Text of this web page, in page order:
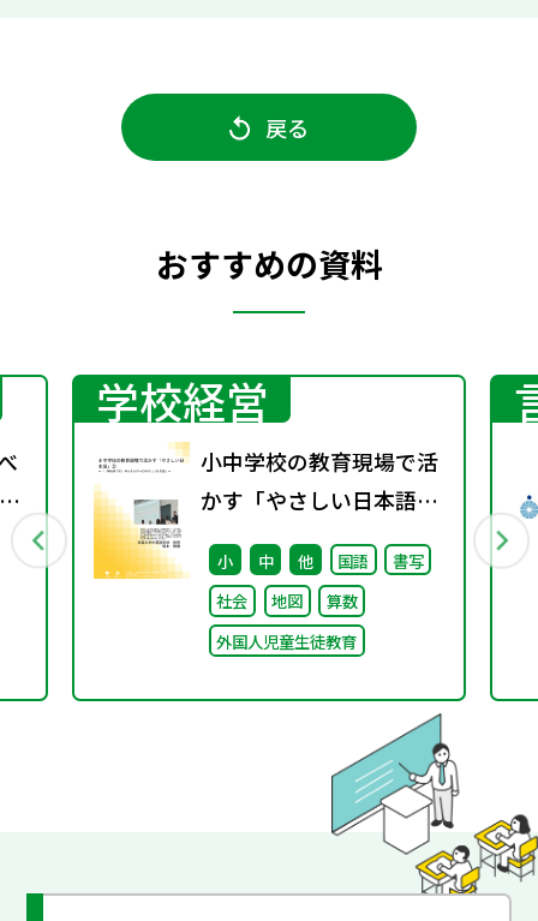
戻る
おすすめの資料
学校経営
小中学校の教育現場で活
かす「やさしい日本語」
② ～「（学校内での）子
どもたちへのやさしい日
本語」～
小 中 他 国語
書写
社会
地図
算数
外国人児童生徒教育